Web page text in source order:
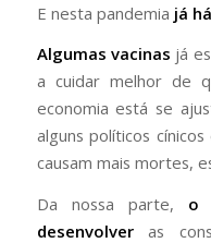
E nesta pandemia já
Algumas vacinas já
a cuidar melhor de
economia está se
alguns políticos
causam mais mortes,
Da nossa parte, o
desenvolveras